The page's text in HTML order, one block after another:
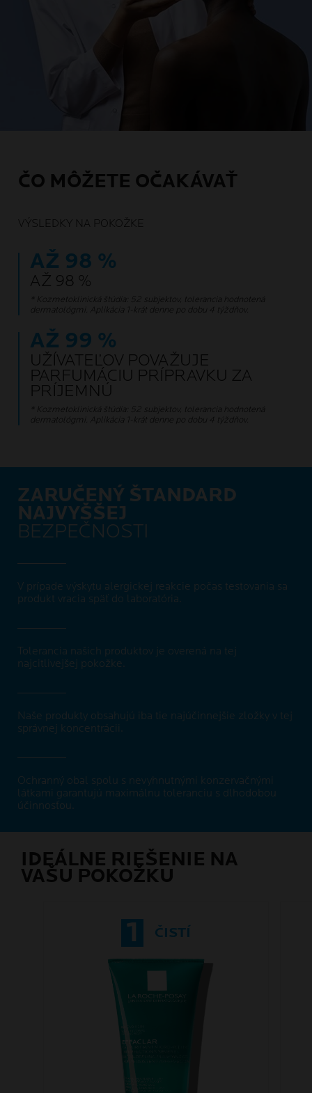
ČO MÔŽETE OČAKÁVAŤ
VÝSLEDKY NA POKOŽKE
AŽ 98 %
AŽ 98 %
* Kozmetoklinická štúdia: 52 subjektov, tolerancia hodnotená
dermatológmi. Aplikácia 1-krát denne po dobu 4 týždňov.
AŽ 99 %
UŽÍVATEĽOV POVAŽUJE
PARFUMÁCIU PRÍPRAVKU ZA
PRÍJEMNÚ
* Kozmetoklinická štúdia: 52 subjektov, tolerancia hodnotená
dermatológmi. Aplikácia 1-krát denne po dobu 4 týždňov.
ZARUČENÝ ŠTANDARD
NAJVYŠŠEJ
BEZPEČNOSTI
V prípade výskytu alergickej reakcie počas testovania sa
produkt vracia späť do laboratória.
Tolerancia našich produktov je overená na tej
najcitlivejšej pokožke.
Naše produkty obsahujú iba tie najúčinnejšie zložky v tej
správnej koncentrácii.
Ochranný obal spolu s nevyhnutnými konzervačnými
látkami garantujú maximálnu toleranciu s dlhodobou
účinnosťou.
IDEÁLNE RIEŠENIE NA
VAŠU POKOŽKU
1 ČISTÍ